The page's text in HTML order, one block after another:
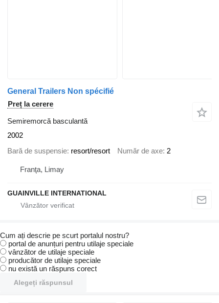
General Trailers Non spécifié
Preț la cerere
Semiremorcă basculantă
2002
Bară de suspensie resort/resort Număr de axe 2
Franţa, Limay
GUAINVILLE INTERNATIONAL
Cum ați descrie pe scurt portalul nostru?
portal de anunțuri pentru utilaje speciale
vânzător de utilaje speciale
producător de utilaje speciale
nu există un răspuns corect
Alegeți răspunsul